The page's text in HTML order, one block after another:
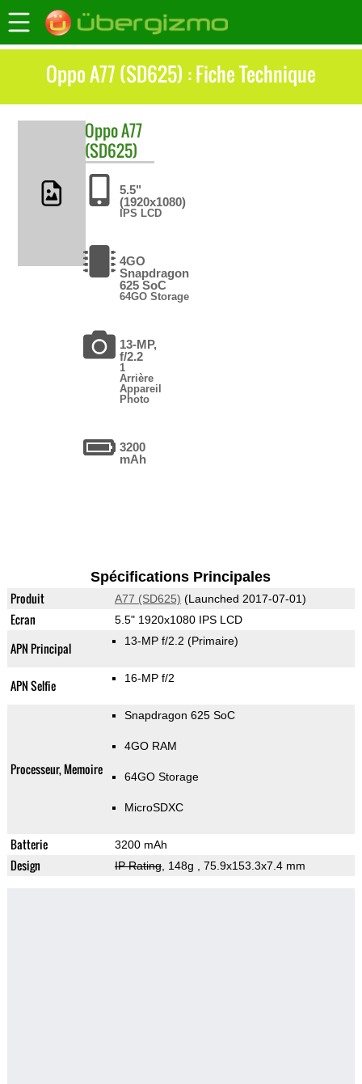
Oppo A77 (SD625) : Fiche Technique
OppoA77
(SD625)
5.5"
(1920x1080)
IPS LCD
4GO
Snapdragon
625 SoC
64GO Storage
13-MP,
f/2.2
1
Arrière
Appareil
Photo
3200
mAh
Spécifications Principales
Produit A77 (SD625) (Launched 2017-07-01)
Ecran 5.5" 1920x1080 IPS LCD
APN Principal 13-MP f/2.2 (Primaire)
APN Selfie 16-MP f/2
Processeur, Memoire
Snapdragon 625 SoC
4GO RAM
64GO Storage
MicroSDXC
Batterie 3200 mAh
Design IP Rating, 148g , 75.9x153.3x7.4 mm